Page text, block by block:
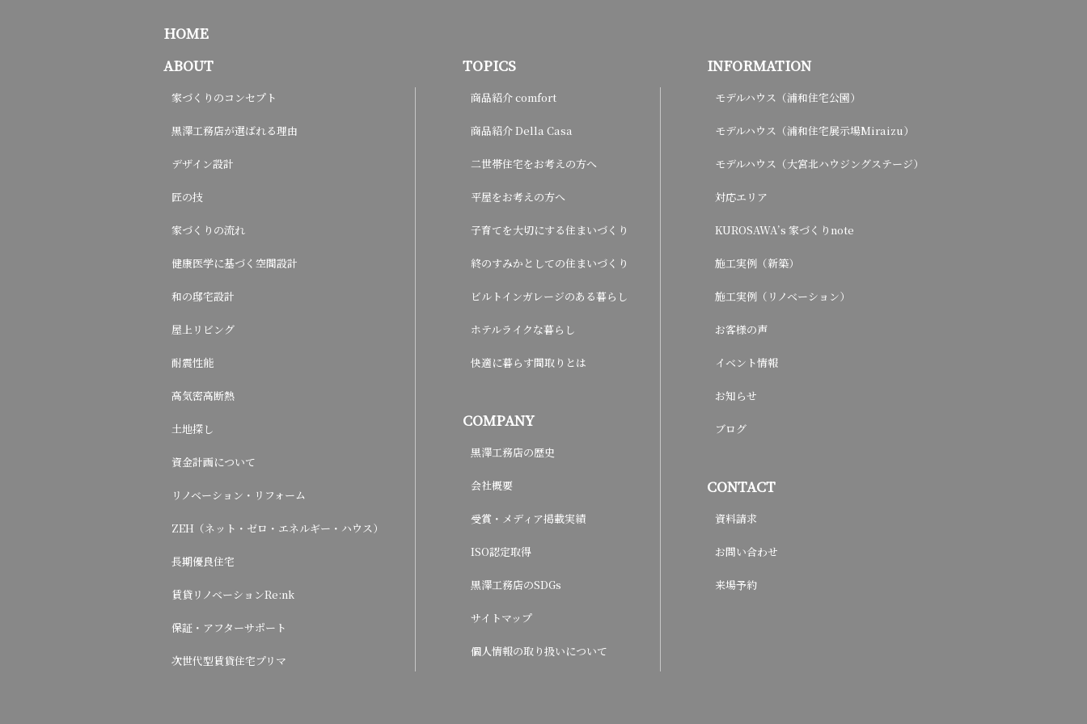
HOME
ABOUT
家づくりのコンセプト
黒澤工務店が選ばれる理由
デザイン設計
匠の技
家づくりの流れ
健康医学に基づく空間設計
和の邸宅設計
屋上リビング
耐震性能
高気密高断熱
土地探し
資金計画について
リノベーション・リフォーム
ZEH（ネット・ゼロ・エネルギー・ハウス）
長期優良住宅
賃貸リノベーションRe:nk
保証・アフターサポート
次世代型賃貸住宅プリマ
TOPICS
商品紹介 comfort
商品紹介 Della Casa
二世帯住宅をお考えの方へ
平屋をお考えの方へ
子育てを大切にする住まいづくり
終のすみかとしての住まいづくり
ビルトインガレージのある暮らし
ホテルライクな暮らし
快適に暮らす間取りとは
COMPANY
黒澤工務店の歴史
会社概要
受賞・メディア掲載実績
ISO認定取得
黒澤工務店のSDGs
サイトマップ
個人情報の取り扱いについて
INFORMATION
モデルハウス（浦和住宅公園）
モデルハウス（浦和住宅展示場Miraizu）
モデルハウス（大宮北ハウジングステージ）
対応エリア
KUROSAWA’s 家づくりnote
施工実例（新築）
施工実例（リノベーション）
お客様の声
イベント情報
お知らせ
ブログ
CONTACT
資料請求
お問い合わせ
来場予約